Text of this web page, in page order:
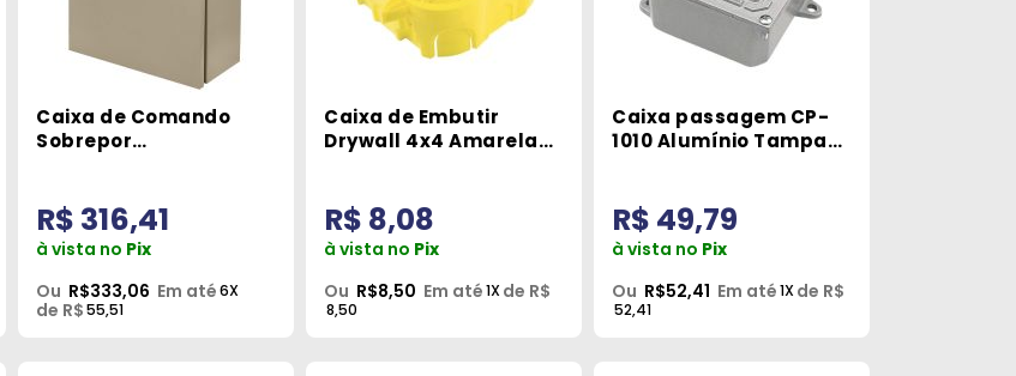
Caixa de Comando
Sobrepor
R$ 316,41
à vista no Pix
Ou R$333,06 Em até6X
de R$55,51
Caixa de Embutir
Drywall 4x4 Amarela
R$ 8,08
à vista no Pix
Ou R$8,50 Em até1X de R$
8,50
Caixa passagem CP-
1010 Alumínio Tampa
R$ 49,79
à vista no Pix
Ou R$52,41 Em até1X de R$
52,41